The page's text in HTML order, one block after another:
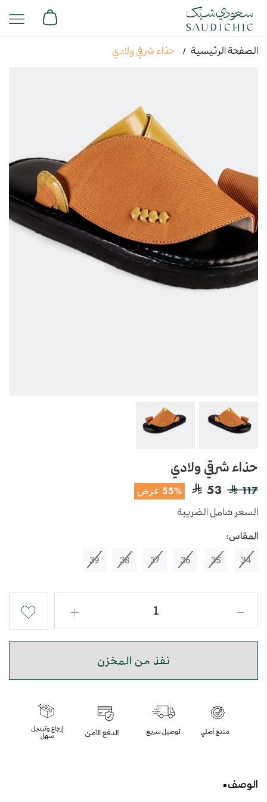
الصفحة الرئيسية حذاء شرقي ولادي
حذاء شرقي ولادي
117
53 55% عرض
السعر شامل الضريبة
المقاس:
34
35
36
37
38
39
نفذ من المخزن
الوصف